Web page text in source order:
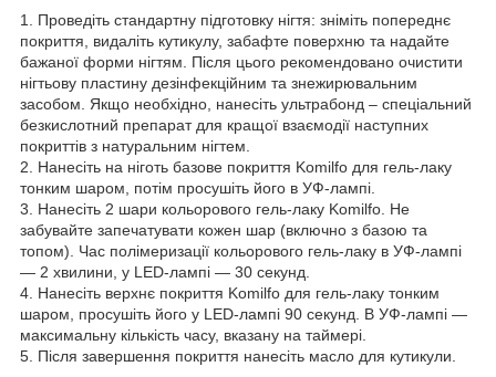
1. Проведіть стандартну підготовку нігтя: зніміть попереднє
покриття, видаліть кутикулу, забафте поверхню та надайте
бажаної форми нігтям. Після цього рекомендовано очистити
нігтьову пластину дезінфекційним та знежирювальним
засобом. Якщо необхідно, нанесіть ультрабонд – спеціальний
безкислотний препарат для кращої взаємодії наступних
покриттів з натуральним нігтем.
2. Нанесіть на ніготь базове покриття Komilfo для гель-лаку
тонким шаром, потім просушіть його в УФ-лампі.
3. Нанесіть 2 шари кольорового гель-лаку Komilfo. Не
забувайте запечатувати кожен шар (включно з базою та
топом). Час полімеризації кольорового гель-лаку в УФ-лампі
— 2 хвилини, у LED-лампі — 30 секунд.
4. Нанесіть верхнє покриття Komilfo для гель-лаку тонким
шаром, просушіть його у LED-лампі 90 секунд. В УФ-лампі —
максимальну кількість часу, вказану на таймері.
5. Після завершення покриття нанесіть масло для кутикули.